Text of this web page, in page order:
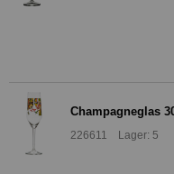
Champagneglas
226611 Lager: 5